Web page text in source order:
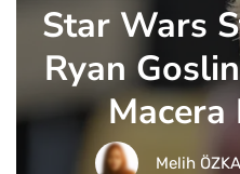
Star Wars
Ryan
Macera
Melih